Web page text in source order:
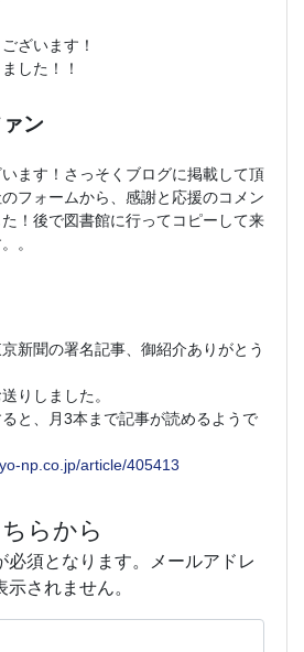
ざいます！
した！！
ン
ます！さっそくブログに掲載して頂
フォームから、感謝と応援のコメン
た！後で図書館に行ってコピーして来
。
新聞の署名記事、御紹介ありがとう
りしました。
と、月3本まで記事が読めるようで
np.co.jp/article/405413
らから
必須となります。メールアドレ
されません。